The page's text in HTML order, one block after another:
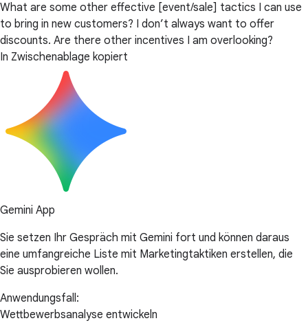
What are some other effective [event/sale] tactics I can use
to bring in new customers? I don’t always want to offer
discounts. Are there other incentives I am overlooking?
In Zwischenablage kopiert
Gemini App
Sie setzen Ihr Gespräch mit Gemini fort und können daraus
eine umfangreiche Liste mit Marketingtaktiken erstellen, die
Sie ausprobieren wollen.
Anwendungsfall:
Wettbewerbsanalyse entwickeln